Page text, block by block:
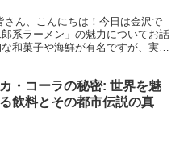
ん、こんにちは！今日は金沢で
系ラーメン」の魅力についてお話
和菓子や海鮮が有名ですが、実は
カ・コーラの秘密: 世界を魅
飲料とその都市伝説の真